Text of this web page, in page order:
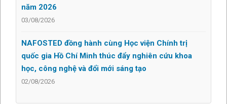
năm 2026
03/08/2026
NAFOSTED đồng hành cùng Học viện Chính trị
quốc gia Hồ Chí Minh thúc đẩy nghiên cứu khoa
học, công nghệ và đổi mới sáng tạo
02/08/2026